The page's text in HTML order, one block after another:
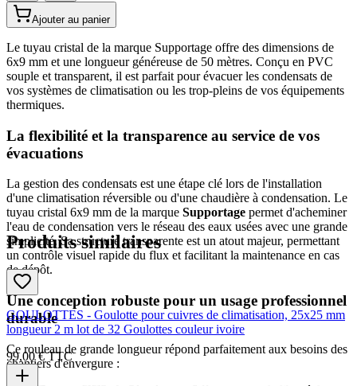
Ajouter au panier
Le tuyau cristal de la marque Supportage offre des dimensions de
6x9 mm et une longueur généreuse de 50 mètres. Conçu en PVC
souple et transparent, il est parfait pour évacuer les condensats de
vos systèmes de climatisation ou les trop-pleins de vos équipements
thermiques.
La flexibilité et la transparence au service de vos
évacuations
La gestion des condensats est une étape clé lors de l'installation
d'une climatisation réversible ou d'une chaudière à condensation. Le
tuyau cristal 6x9 mm de la marque Supportage permet d'acheminer
l'eau de condensation vers le réseau des eaux usées avec une grande
simplicité. Sa structure transparente est un atout majeur, permettant
un contrôle visuel rapide du flux et facilitant la maintenance en cas
de dépôt.
Une conception robuste pour un usage professionnel
durable
Ce rouleau de grande longueur répond parfaitement aux besoins des
chantiers d'envergure :
Produits similaires
GOULOTTES - Goulotte pour cuivres de climatisation, 25x25 mm
longueur 2 m lot de 32 Goulottes couleur ivoire
99,00 € TTC